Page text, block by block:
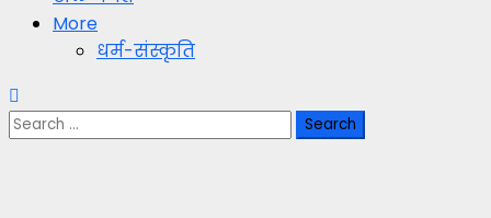
More
धर्म-संस्कृति
Search